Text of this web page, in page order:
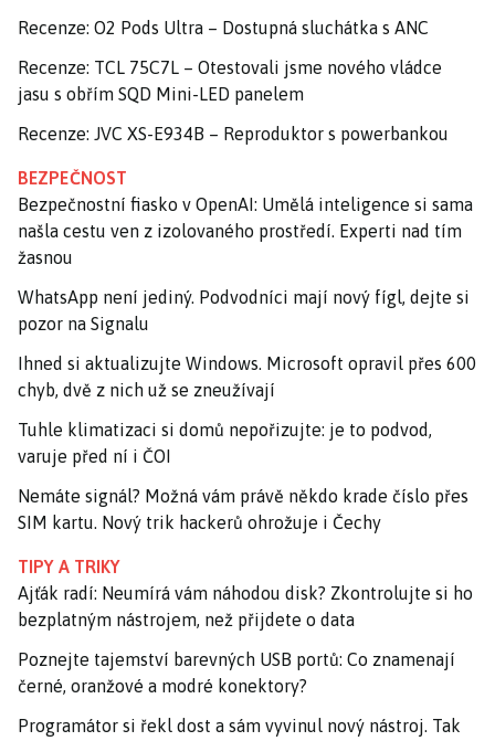
Recenze: O2 Pods Ultra – Dostupná sluchátka s ANC
Recenze: TCL 75C7L – Otestovali jsme nového vládce
jasu s obřím SQD Mini-LED panelem
Recenze: JVC XS-E934B – Reproduktor s powerbankou
BEZPEČNOST
Bezpečnostní fiasko v OpenAI: Umělá inteligence si sama
našla cestu ven z izolovaného prostředí. Experti nad tím
žasnou
WhatsApp není jediný. Podvodníci mají nový fígl, dejte si
pozor na Signalu
Ihned si aktualizujte Windows. Microsoft opravil přes 600
chyb, dvě z nich už se zneužívají
Tuhle klimatizaci si domů nepořizujte: je to podvod,
varuje před ní i ČOI
Nemáte signál? Možná vám právě někdo krade číslo přes
SIM kartu. Nový trik hackerů ohrožuje i Čechy
TIPY A TRIKY
Ajťák radí: Neumírá vám náhodou disk? Zkontrolujte si ho
bezplatným nástrojem, než přijdete o data
Poznejte tajemství barevných USB portů: Co znamenají
černé, oranžové a modré konektory?
Programátor si řekl dost a sám vyvinul nový nástroj. Tak